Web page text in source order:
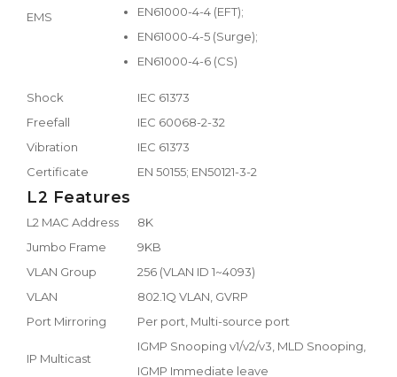
EMS
EN61000-4-4 (EFT);
EN61000-4-5 (Surge);
EN61000-4-6 (CS)
Shock
IEC 61373
Freefall
IEC 60068-2-32
Vibration
IEC 61373
Certificate
EN 50155; EN50121-3-2
L2 Features
L2 MAC Address
8K
Jumbo Frame
9KB
VLAN Group
256 (VLAN ID 1~4093)
VLAN
802.1Q VLAN, GVRP
Port Mirroring
Per port, Multi-source port
IP Multicast
IGMP Snooping v1/v2/v3, MLD Snooping,
IGMP Immediate leave